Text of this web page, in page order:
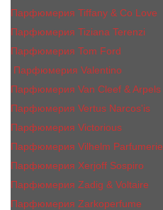
Парфюмерия Tiffany & Co Love
Парфюмерия Tiziana Terenzi
Парфюмерия Tom Ford
Парфюмерия Valentino
Парфюмерия Van Cleef & Arpels
Парфюмерия Vertus Narcos'is
Парфюмерия Victorious
Парфюмерия Vilhelm Parfumerie
Парфюмерия Xerjoff Sospiro
Парфюмерия Zadig & Voltaire
Парфюмерия Zarkoperfume